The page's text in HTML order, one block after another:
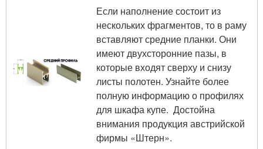
Если наполнение состоит из
нескольких фрагментов, то в раму
вставляют средние планки. Они
имеют двухсторонние пазы, в
которые входят сверху и снизу
листы полотен. Узнайте более
полную информацию о профилях
для шкафа купе. Достойна
внимания продукция австрийской
фирмы «Штерн».